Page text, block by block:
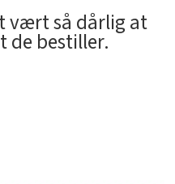
vært så dårlig at
de bestiller.